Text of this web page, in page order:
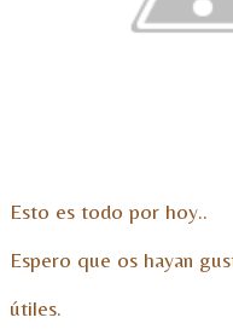
Esto es todo por hoy..
Espero que os hayan
útiles.